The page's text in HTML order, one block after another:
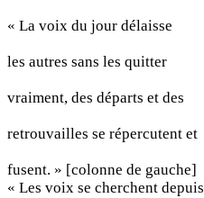
« La voix du jour délaisse
les autres sans les quitter
vraiment, des départs et des
retrouvailles se répercutent et
fusent. » [colonne de gauche]
« Les voix se cherchent depuis